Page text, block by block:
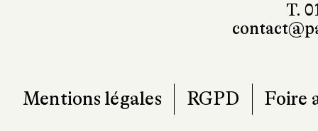
T.
Mentions légales RGPD Foire